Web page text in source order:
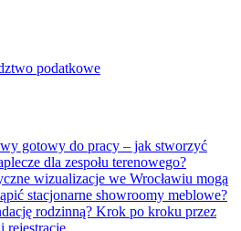
gotowy do pracy – jak stworzyć
dla zespołu terenowego?
wizualizacje we Wrocławiu mogą
stacjonarne showroomy meblowe?
rodzinną? Krok po kroku przez
rejestrację